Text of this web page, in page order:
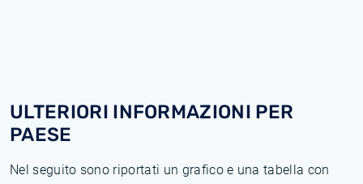
ULTERIORI INFORMAZIONI PER
PAESE
Nel seguito sono riportati un grafico e una tabella con